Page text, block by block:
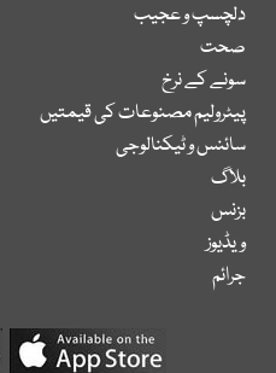
دلچسپ و عجیب
صحت
سونے کے نرخ
پیٹرولیم مصنوعات کی قیمتیں
سائنس و ٹیکنالوجی
بلاگ
بزنس
ویڈیوز
جرائم